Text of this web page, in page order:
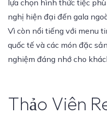
lựa chọn hình thức tiệc
nghị hiện đại đến gala
Vì còn nổi tiếng với menu
quốc tế và các món đặc
nghiệm đáng nhớ cho
Thảo Viên